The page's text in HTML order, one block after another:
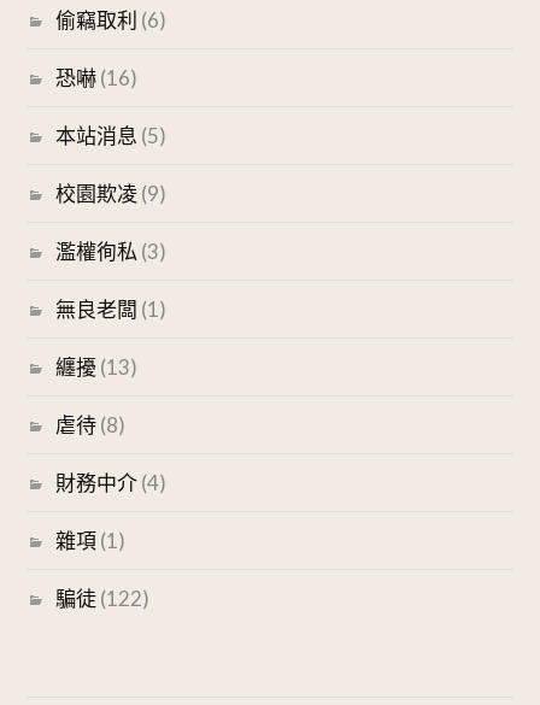
偷竊取利 (6)
恐嚇(16)
本站消息 (5)
校園欺凌(9)
濫權徇私 (3)
無良老闆 (1)
纏擾 (13)
虐待(8)
財務中介(4)
雜項(1)
騙徒(122)